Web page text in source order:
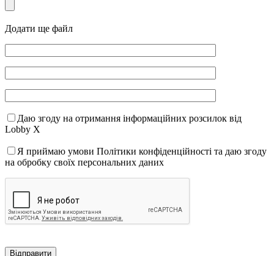
Додати ще файл
Даю згоду на отримання інформаційних розсилок від
Lobby X
Я приймаю умови Політики конфіденційності та даю згоду
на обробку своїх персональних даних